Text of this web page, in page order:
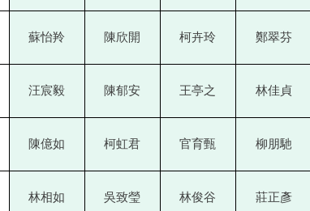
蘇怡羚 陳欣開 柯卉玲 鄭翠芬
汪宸毅 陳郁安 王亭之 林佳貞
陳億如 柯虹君 官育甄 柳朋馳
林相如 吳致瑩 林俊谷 莊正彥